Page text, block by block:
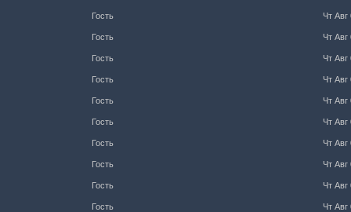
Гость Чт Авг
Гость Чт Авг
Гость Чт Авг
Гость Чт Авг
Гость Чт Авг
Гость Чт Авг
Гость Чт Авг
Гость Чт Авг
Гость Чт Авг
Гость Чт Авг